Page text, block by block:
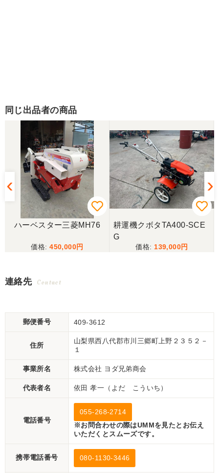
同じ出品者の商品
ハーベスター三菱MH76
450,000
耕運機クボタTA400-SCE
G
139,000
連絡先 Contact
郵便番号 409-3612
住所
山梨県西八代郡市川三郷町上野２３５２－
１
事業所名 株式会社 ヨダ兄弟商会
代表者名 依田 孝一（よだ こういち）
電話番号
055-268-2714
※お問合わせの際はUMMを見たとお伝え
いただくとスムーズです。
携帯電話番号 080-1130-3446